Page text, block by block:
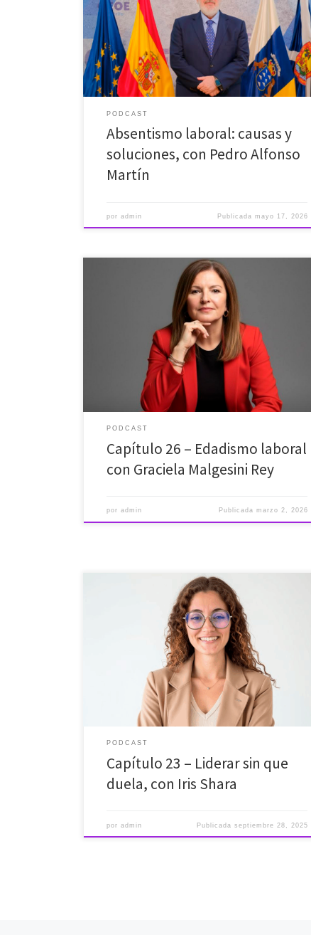
preocupante tabla con un 9,1%. ¿Qué hay realmente
detrás de estas cifras históricas? ​En este episodio de
Objetivo Empleo, charlamos con el presidente de
CEOE Tenerife y Presidente de Mutua de Accidentes
[…]
PODCAST
Absentismo laboral: causas y
soluciones, con Pedro Alfonso
Martín
poradmin Publicada mayo 17, 2026
Hoy en Objetivo Empleo ponemos sobre la mesa la
mayor hipocresía de nuestro mercado laboral:
el Edadismo. Las empresas afirman valorar la
experiencia, pero a la hora de la verdad, se escudan
en mitos absurdos para no contratar a mayores de 45
años. Para ponerle ciencia y números a esta realidad,
PODCAST
Capítulo 26 – Edadismo laboral
con Graciela Malgesini Rey
poradmin Publicada marzo 2, 2026
En este episodio tengo el privilegio de contar como
invitada con Iris Shara, coach ejecutiva certificada por
la ICF Federación Internacional de Coaching,
especialista en liderazgo consciente y equilibrio
personal, y una voz cada vez más reconocida en el
ámbito del bienestar profesional. Iris no habla de
liderazgo desde la teoría. Lo hace […]
PODCAST
Capítulo 23 – Liderar sin que
duela, con Iris Shara
poradmin Publicada septiembre 28, 2025